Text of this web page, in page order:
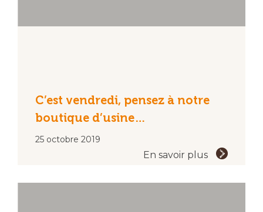
C’est vendredi, pensez à notre
boutique d’usine…
25 octobre 2019
En savoir plus